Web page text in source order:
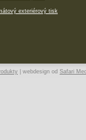
exteriérový tisk
| webdesign od Safari